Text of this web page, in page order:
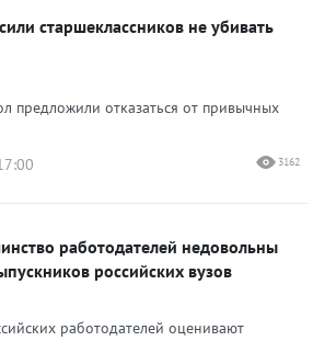
старшеклассников не убивать
предложили отказаться от привычных
3162
работодателей недовольны
российских вузов
работодателей оценивают